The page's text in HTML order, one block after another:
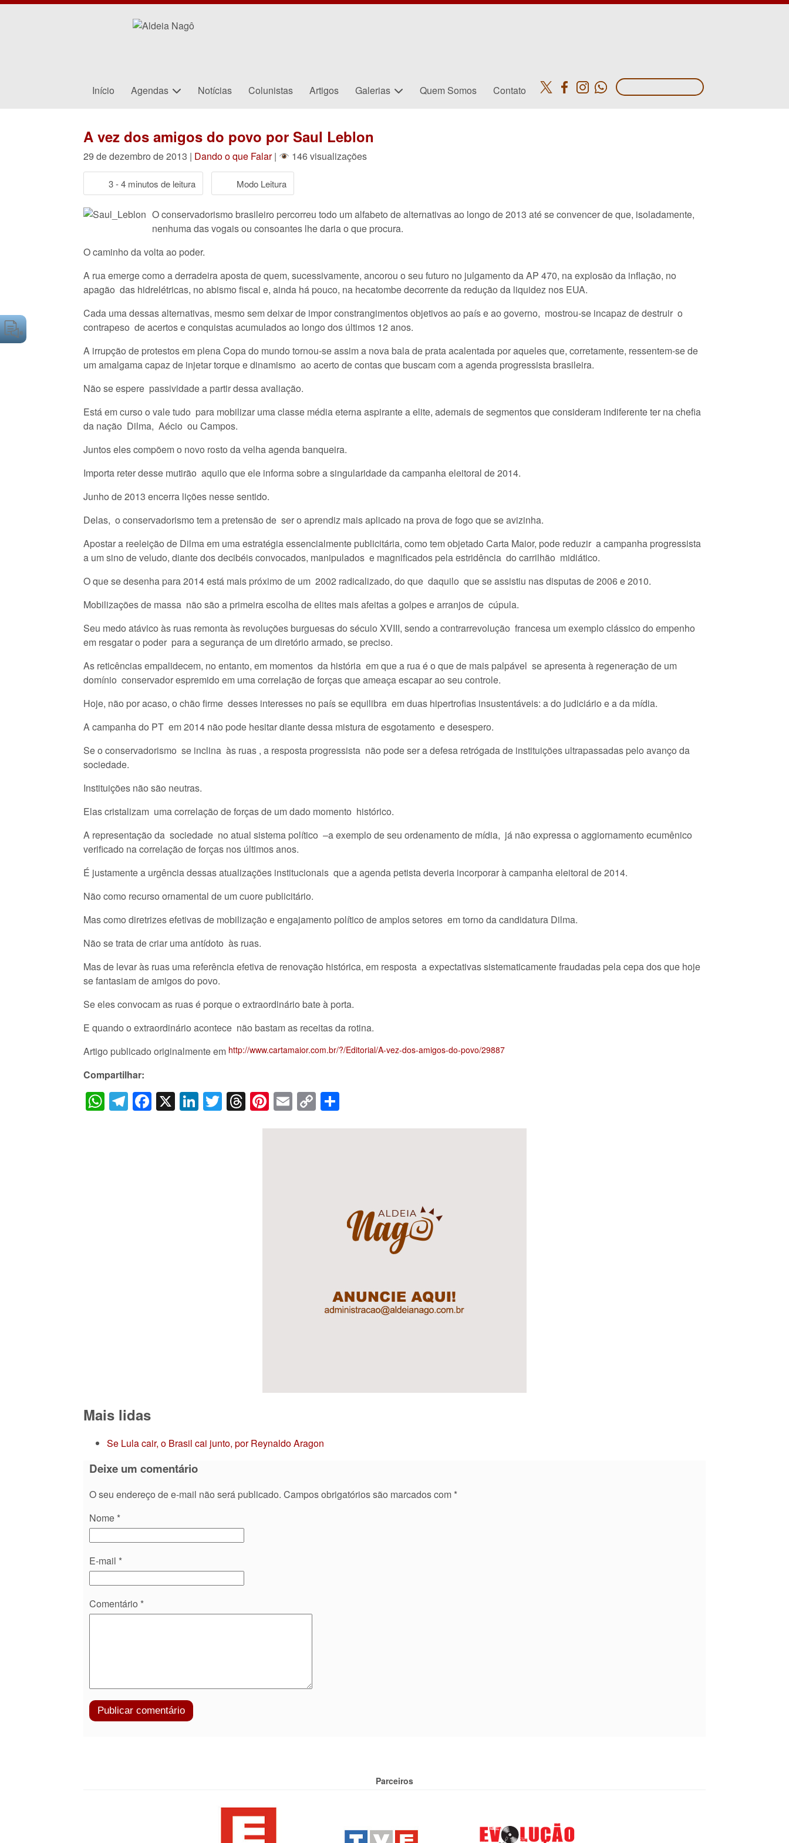
Início Agendas Notícias Colunistas Artigos Galerias Quem Somos Contato
A vez dos amigos do povo por Saul Leblon
29 de dezembro de 2013 | Dando o que Falar| 146 visualizações
3 - 4 minutos de leitura Modo Leitura
O conservadorismo brasileiro percorreu todo um alfabeto de alternativas ao longo de 2013 até se convencer de que, isoladamente,
nenhuma das vogais ou consoantes lhe daria o que procura.
O caminho da volta ao poder.
A rua emerge como a derradeira aposta de quem, sucessivamente, ancorou o seu futuro no julgamento da AP 470, na explosão da inflação, no
apagão das hidrelétricas, no abismo fiscal e, ainda há pouco, na hecatombe decorrente da redução da liquidez nos EUA.
Cada uma dessas alternativas, mesmo sem deixar de impor constrangimentos objetivos ao país e ao governo, mostrou-se incapaz de destruir o
contrapeso de acertos e conquistas acumulados ao longo dos últimos 12 anos.
A irrupção de protestos em plena Copa do mundo tornou-se assim a nova bala de prata acalentada por aqueles que, corretamente, ressentem-se de
um amalgama capaz de injetar torque e dinamismo ao acerto de contas que buscam com a agenda progressista brasileira.
Não se espere passividade a partir dessa avaliação.
Está em curso o vale tudo para mobilizar uma classe média eterna aspirante a elite, ademais de segmentos que consideram indiferente ter na chefia
da nação Dilma, Aécio ou Campos.
Juntos eles compõem o novo rosto da velha agenda banqueira.
Importa reter desse mutirão aquilo que ele informa sobre a singularidade da campanha eleitoral de 2014.
Junho de 2013 encerra lições nesse sentido.
Delas, o conservadorismo tem a pretensão de ser o aprendiz mais aplicado na prova de fogo que se avizinha.
Apostar a reeleição de Dilma em uma estratégia essencialmente publicitária, como tem objetado Carta Maior, pode reduzir a campanha progressista
a um sino de veludo, diante dos decibéis convocados, manipulados e magnificados pela estridência do carrilhão midiático.
O que se desenha para 2014 está mais próximo de um 2002 radicalizado, do que daquilo que se assistiu nas disputas de 2006 e 2010.
Mobilizações de massa não são a primeira escolha de elites mais afeitas a golpes e arranjos de cúpula.
Seu medo atávico às ruas remonta às revoluções burguesas do século XVIII, sendo a contrarrevolução francesa um exemplo clássico do empenho
em resgatar o poder para a segurança de um diretório armado, se preciso.
As reticências empalidecem, no entanto, em momentos da história em que a rua é o que de mais palpável se apresenta à regeneração de um
domínio conservador espremido em uma correlação de forças que ameaça escapar ao seu controle.
Hoje, não por acaso, o chão firme desses interesses no país se equilibra em duas hipertrofias insustentáveis: a do judiciário e a da mídia.
A campanha do PT em 2014 não pode hesitar diante dessa mistura de esgotamento e desespero.
Se o conservadorismo se inclina às ruas , a resposta progressista não pode ser a defesa retrógada de instituições ultrapassadas pelo avanço da
sociedade.
Instituições não são neutras.
Elas cristalizam uma correlação de forças de um dado momento histórico.
A representação da sociedade no atual sistema político –a exemplo de seu ordenamento de mídia, já não expressa o aggiornamento ecumênico
verificado na correlação de forças nos últimos anos.
É justamente a urgência dessas atualizações institucionais que a agenda petista deveria incorporar à campanha eleitoral de 2014.
Não como recurso ornamental de um cuore publicitário.
Mas como diretrizes efetivas de mobilização e engajamento político de amplos setores em torno da candidatura Dilma.
Não se trata de criar uma antídoto às ruas.
Mas de levar às ruas uma referência efetiva de renovação histórica, em resposta a expectativas sistematicamente fraudadas pela cepa dos que hoje
se fantasiam de amigos do povo.
Se eles convocam as ruas é porque o extraordinário bate à porta.
E quando o extraordinário acontece não bastam as receitas da rotina.
Artigo publicado originalmente em http://www.cartamaior.com.br/?/Editorial/A-vez-dos-amigos-do-povo/29887
Compartilhar:
WhatsApp
Telegram
Facebook
X LinkedIn
Twitter
Threads
Pinterest
Email
Copy
Link
Mais lidas
Se Lula cair, o Brasil cai junto, por Reynaldo Aragon
Deixe um comentário
O seu endereço de e-mail não será publicado. Campos obrigatórios são marcados com *
Nome *
E-mail *
Comentário *
Parceiros